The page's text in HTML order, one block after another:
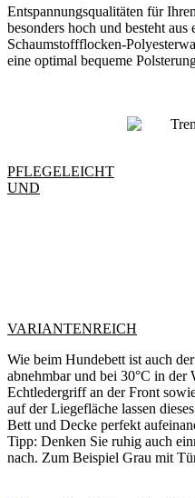
Entspannungsqualitäten für
besonders hoch und besteht
Schaumstoffflocken-
eine optimal bequeme
PFLEGELEICHT
UND
VARIANTENREICH
Wie beim Hundebett ist auch
abnehmbar und bei 30°C in der
Echtledergriff an der Front
auf der Liegefläche lassen
Bett und Decke perfekt
Tipp: Denken Sie ruhig auch
nach. Zum Beispiel Grau mit